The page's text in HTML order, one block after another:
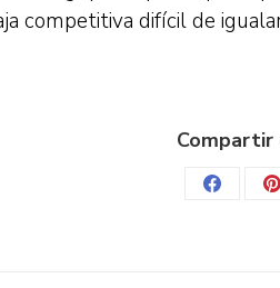
competitiva difícil de
Compartir
Share